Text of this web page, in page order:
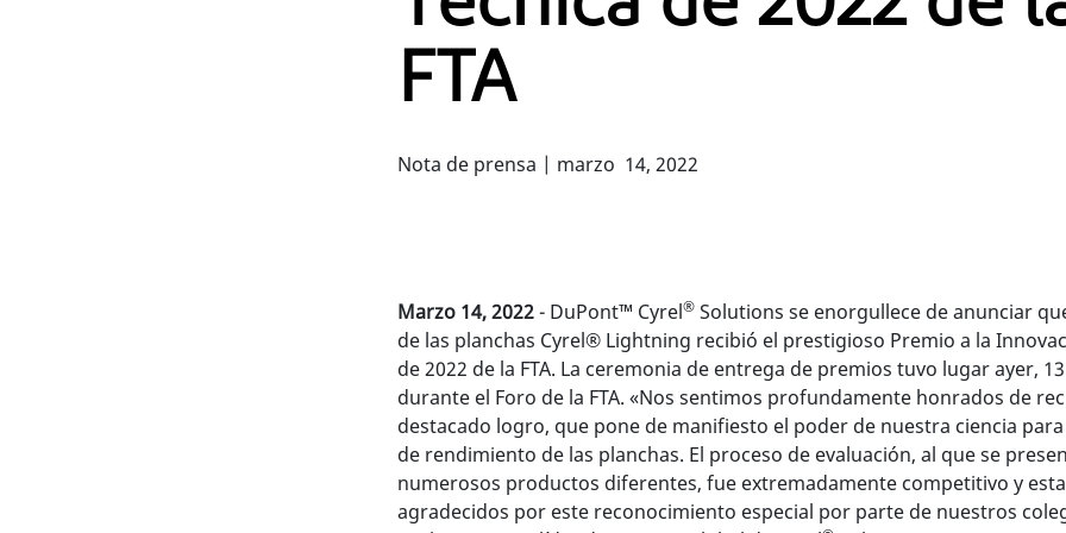
FTA
Nota de prensa | marzo 14, 2022
Marzo 14, 2022- DuPont™ Cyrel®Solutions se enorgullece de anunciar
de las planchas Cyrel® Lightning recibió el prestigioso Premio a la
de 2022 de la FTA. La ceremonia de entrega de premios tuvo lugar ayer,
durante el Foro de la FTA. «Nos sentimos profundamente honrados de
destacado logro, que pone de manifiesto el poder de nuestra ciencia
de rendimiento de las planchas. El proceso de evaluación, al que se
numerosos productos diferentes, fue extremadamente competitivo y
agradecidos por este reconocimiento especial por parte de nuestros